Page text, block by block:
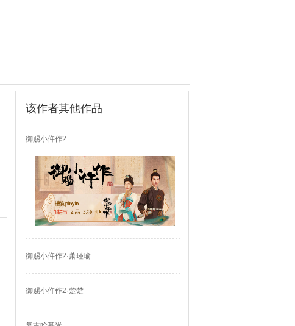
该作者其他作品
御赐小仵作2
御赐小仵作2·萧瑾瑜
御赐小仵作2·楚楚